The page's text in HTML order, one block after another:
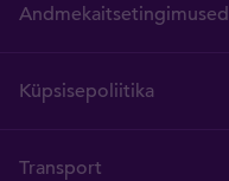
Andmekaitsetingimused
Küpsisepoliitika
Transport